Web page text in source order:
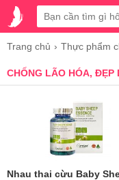
Trang chủ Thực phẩm
CHỐNG LÃO HÓA, ĐẸP
Nhau thai cừu Baby